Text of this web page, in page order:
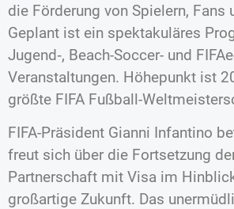
die Förderung von Spielern, Fans
Geplant ist ein spektakuläres
Jugend‑, Beach-Soccer- und
Veranstaltungen. Höhepunkt ist
größte FIFA Fußball-
FIFA-Präsident Gianni Infantino
freut sich über die Fortsetzung
Partnerschaft mit Visa im
großartige Zukunft. Das